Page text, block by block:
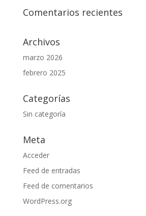
Comentarios recientes
Archivos
marzo 2026
febrero 2025
Categorías
Sin categoría
Meta
Acceder
Feed de entradas
Feed de comentarios
WordPress.org